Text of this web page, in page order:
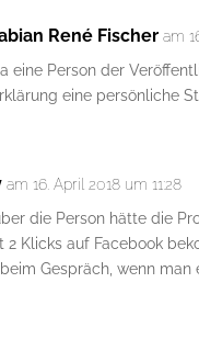
René Fischer am
eine Person der
eine persönliche
am 16. April 2018 um 11:28
die Person hätte die
2 Klicks auf Facebook
Gespräch, wenn man